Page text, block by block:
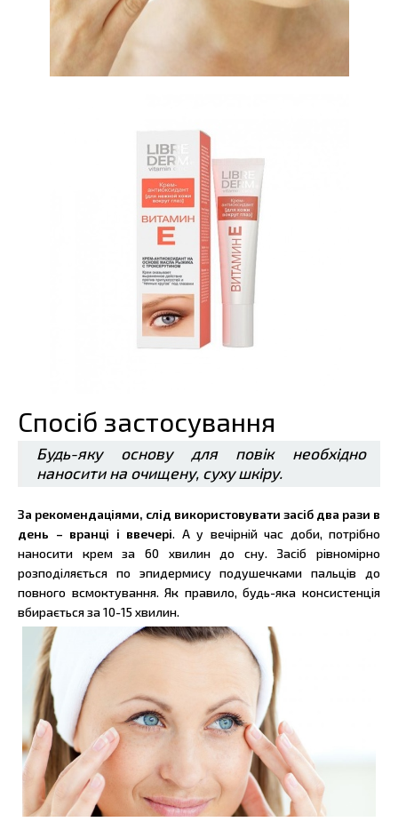
Спосіб застосування
Будь-яку основу для повік необхідно
наносити на очищену, суху шкіру.
За рекомендаціями, слід використовувати засіб два рази в
день – вранці і ввечері. А у вечірній час доби, потрібно
наносити крем за 60 хвилин до сну. Засіб рівномірно
розподіляється по эпидермису подушечками пальців до
повного всмоктування. Як правило, будь-яка консистенція
вбирається за 10-15 хвилин.